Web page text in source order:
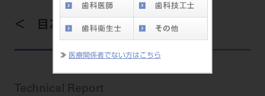
≫ 医療関係者でない方はこちら
目次を見る
Technical Report
製品情報トップ
製品カテゴリ
大型器械
サポート情報
セミナー・イベント